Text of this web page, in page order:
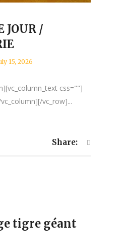
JOUR /
15, 2026
css=""]
vc_row]...
Share:
tigre géant